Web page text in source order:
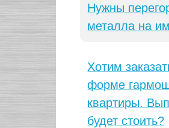
Нужны
металла на
Хотим
форме
квартиры.
будет стоить?